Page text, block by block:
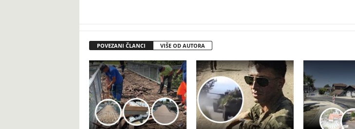
POVEZANI ČLANCI VIŠE OD AUTORA